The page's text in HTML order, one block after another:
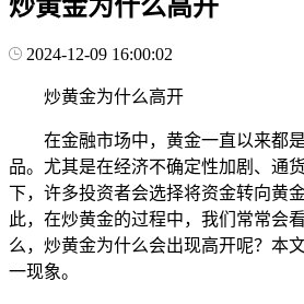
炒黄金为什么高开
2024-12-09 16:00:02
炒黄金为什么高开
在金融市场中，黄金一直以来都
品。尤其是在经济不确定性加剧、通
下，许多投资者会选择将资金转向黄
此，在炒黄金的过程中，我们常常会
么，炒黄金为什么会出现高开呢？本
一现象。